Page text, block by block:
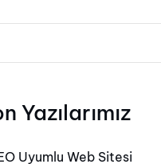
Yazılarımız
Uyumlu Web Sitesi